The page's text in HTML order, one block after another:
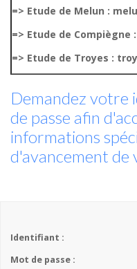
=> Etude de Melun :
=> Etude de Compiègne
=> Etude de Troyes :
Demandez
de passe afin
informations
d'avancement de
Identifiant :
Mot de passe :